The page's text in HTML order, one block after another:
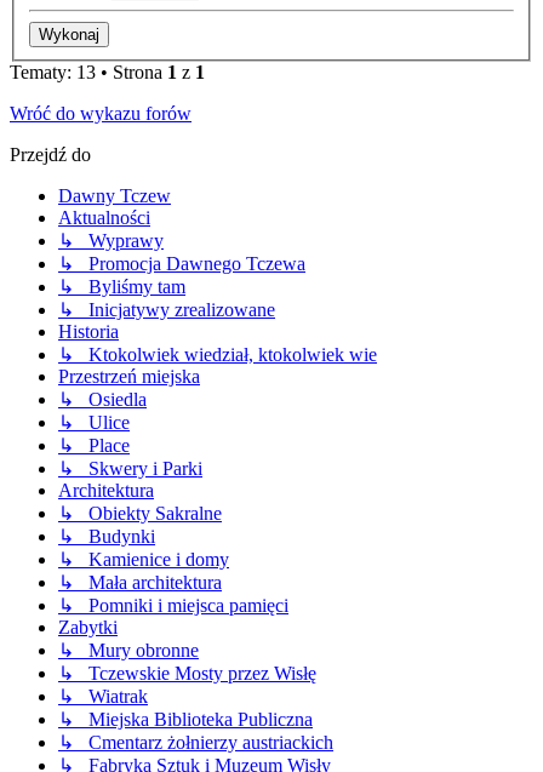
Tematy: 13 • Strona 1 z 1
Wróć do wykazu forów
Przejdź do
Dawny Tczew
Aktualności
↳ Wyprawy
↳ Promocja Dawnego Tczewa
↳ Byliśmy tam
↳ Inicjatywy zrealizowane
Historia
↳ Ktokolwiek wiedział, ktokolwiek wie
Przestrzeń miejska
↳ Osiedla
↳ Ulice
↳ Place
↳ Skwery i Parki
Architektura
↳ Obiekty Sakralne
↳ Budynki
↳ Kamienice i domy
↳ Mała architektura
↳ Pomniki i miejsca pamięci
Zabytki
↳ Mury obronne
↳ Tczewskie Mosty przez Wisłę
↳ Wiatrak
↳ Miejska Biblioteka Publiczna
↳ Cmentarz żołnierzy austriackich
↳ Fabryka Sztuk i Muzeum Wisły